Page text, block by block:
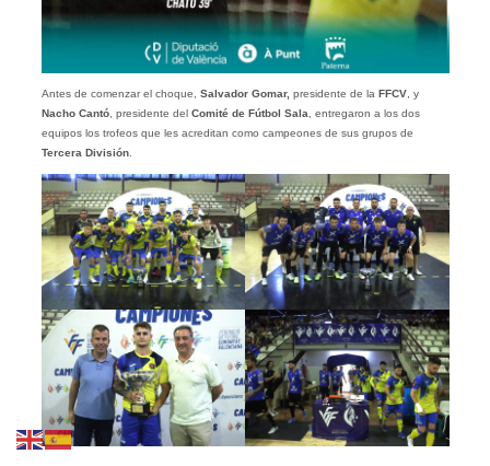
Antes de comenzar el choque, Salvador Gomar, presidente de la FFCV, y
Nacho Cantó, presidente del Comité de Fútbol Sala , entregaron a los dos
equipos los trofeos que les acreditan como campeones de sus grupos de
Tercera División.